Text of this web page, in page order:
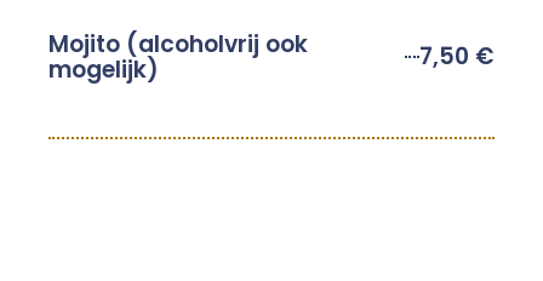
Mojito (alcoholvrij ook
mogelijk) 7,50 €